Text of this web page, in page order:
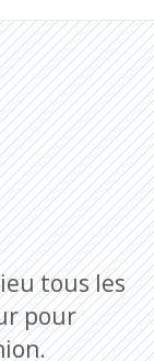
tous les
pour